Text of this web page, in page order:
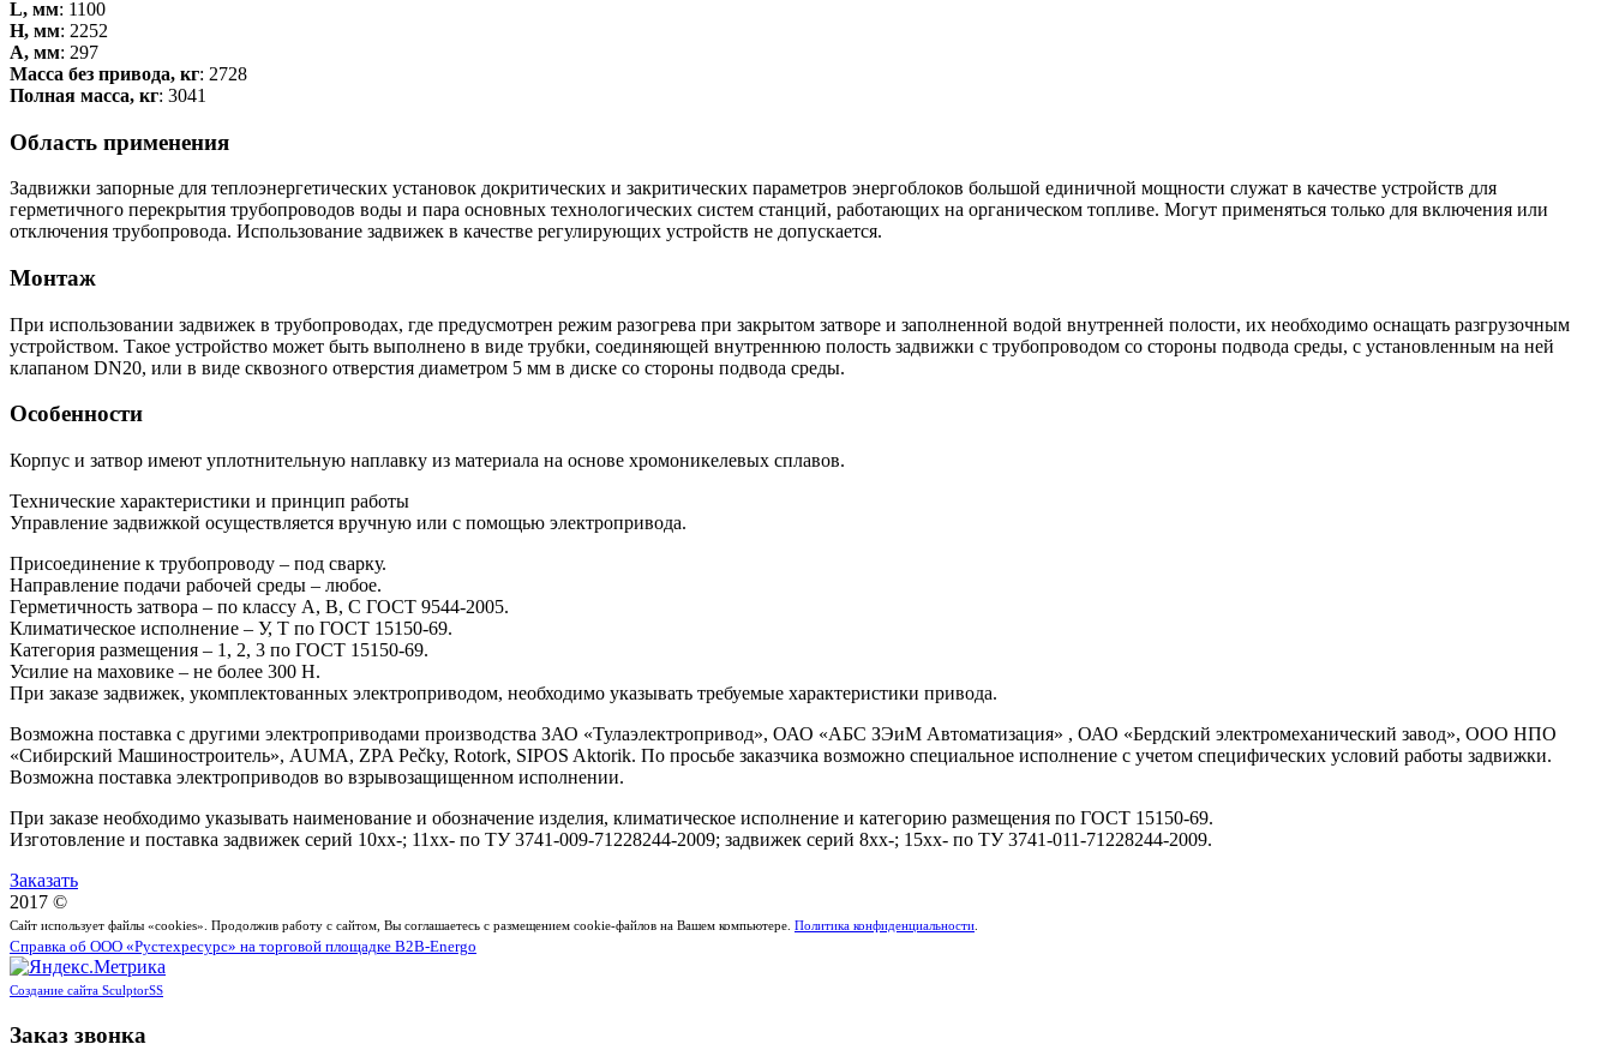
L, мм: 1100
H, мм: 2252
А, мм: 297
Масса без привода, кг: 2728
Полная масса, кг: 3041
Область применения
Задвижки запорные для теплоэнергетических установок докритических и закритических параметров энергоблоков большой единичной мощности служат в качестве устройств для
герметичного перекрытия трубопроводов воды и пара основных технологических систем станций, работающих на органическом топливе. Могут применяться только для включения или
отключения трубопровода. Использование задвижек в качестве регулирующих устройств не допускается.
Монтаж
При использовании задвижек в трубопроводах, где предусмотрен режим разогрева при закрытом затворе и заполненной водой внутренней полости, их необходимо оснащать разгрузочным
устройством. Такое устройство может быть выполнено в виде трубки, соединяющей внутреннюю полость задвижки с трубопроводом со стороны подвода среды, с установленным на ней
клапаном DN20, или в виде сквозного отверстия диаметром 5 мм в диске со стороны подвода среды.
Особенности
Корпус и затвор имеют уплотнительную наплавку из материала на основе хромоникелевых сплавов.
Технические характеристики и принцип работы
Управление задвижкой осуществляется вручную или с помощью электропривода.
Присоединение к трубопроводу – под сварку.
Направление подачи рабочей среды – любое.
Герметичность затвора – по классу А, В, С ГОСТ 9544-2005.
Климатическое исполнение – У, Т по ГОСТ 15150-69.
Категория размещения – 1, 2, 3 по ГОСТ 15150-69.
Усилие на маховике – не более 300 Н.
При заказе задвижек, укомплектованных электроприводом, необходимо указывать требуемые характеристики привода.
Возможна поставка с другими электроприводами производства ЗАО «Тулаэлектропривод», ОАО «АБС ЗЭиМ Автоматизация» , ОАО «Бердский электромеханический завод», ООО НПО
«Сибирский Машиностроитель», AUMA, ZPA Pečky, Rotork, SIPOS Aktorik. По просьбе заказчика возможно специальное исполнение с учетом специфических условий работы задвижки.
Возможна поставка электроприводов во взрывозащищенном исполнении.
При заказе необходимо указывать наименование и обозначение изделия, климатическое исполнение и категорию размещения по ГОСТ 15150-69.
Изготовление и поставка задвижек серий 10хх-; 11хх- по ТУ 3741-009-71228244-2009; задвижек серий 8хх-; 15хх- по ТУ 3741-011-71228244-2009.
Заказать
2017 ©
Сайт использует файлы «cookies». Продолжив работу с сайтом, Вы соглашаетесь с размещением cookie-файлов на Вашем компьютере. Политика конфиденциальности
Справка об ООО «Рустехресурс» на торговой площадке B2B-Energo
Создание сайта SculptorSS
Заказ звонка